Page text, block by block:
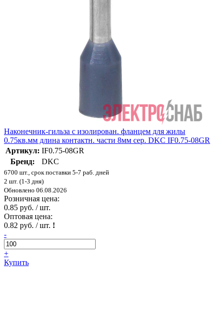
Наконечник-гильза с изолирован. фланцем для жилы
0.75кв.мм длина контактн. части 8мм сер. DKC IF0.75-08GR
Артикул: IF0.75-08GR
Бренд:
DKC
6700 шт., срок поставки 5-7 раб. дней
2 шт. (1-3 дня)
Обновлено 06.08.2026
Розничная цена:
0.85 руб. / шт.
Оптовая цена:
0.82 руб. / шт. !
-
+
Купить